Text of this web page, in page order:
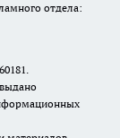
отдела: